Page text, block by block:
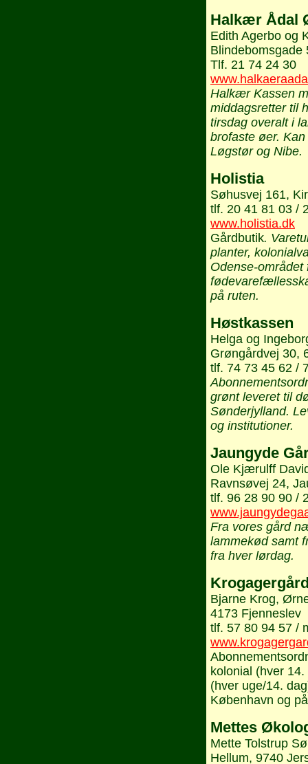
Halkær Ådal
Edith Agerbo og
Tlf. 21 74 24 30
Halkær Kassen
middagsretter til
tirsdag overalt i
brofaste øer.
Løgstør og Nibe.
Holistia
Søhusvej 161,
tlf. 20 41 81 03 /
www.holistia.dk
Gårdbutik.
planter,
Odense-området
på ruten.
Høstkassen
Helga og
Grøngårdvej 30,
tlf. 74 73 45 62 /
grønt leveret til
Sønderjylland.
og institutioner.
Jaungyde
Ole Kjærulff
Ravnsøvej 24,
tlf. 96 28 90 90 /
Fra vores gård
lammekød samt
fra hver lørdag.
Bjarne Krog,
4173 Fjenneslev
tlf. 57 80 94 57 /
kolonial (hver
(hver uge/14.
København og
Mettes
Mette Tolstrup
Hellum, 9740